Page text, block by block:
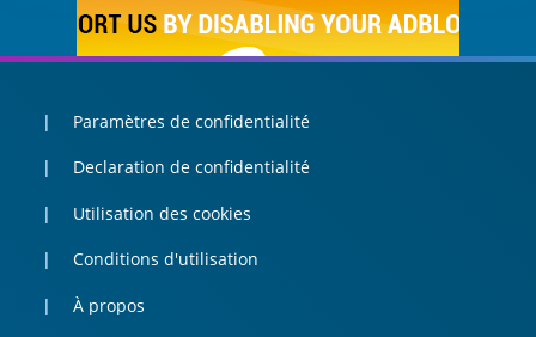
Paramètres de confidentialité
Declaration de confidentialité
Utilisation des cookies
Conditions d'utilisation
À propos